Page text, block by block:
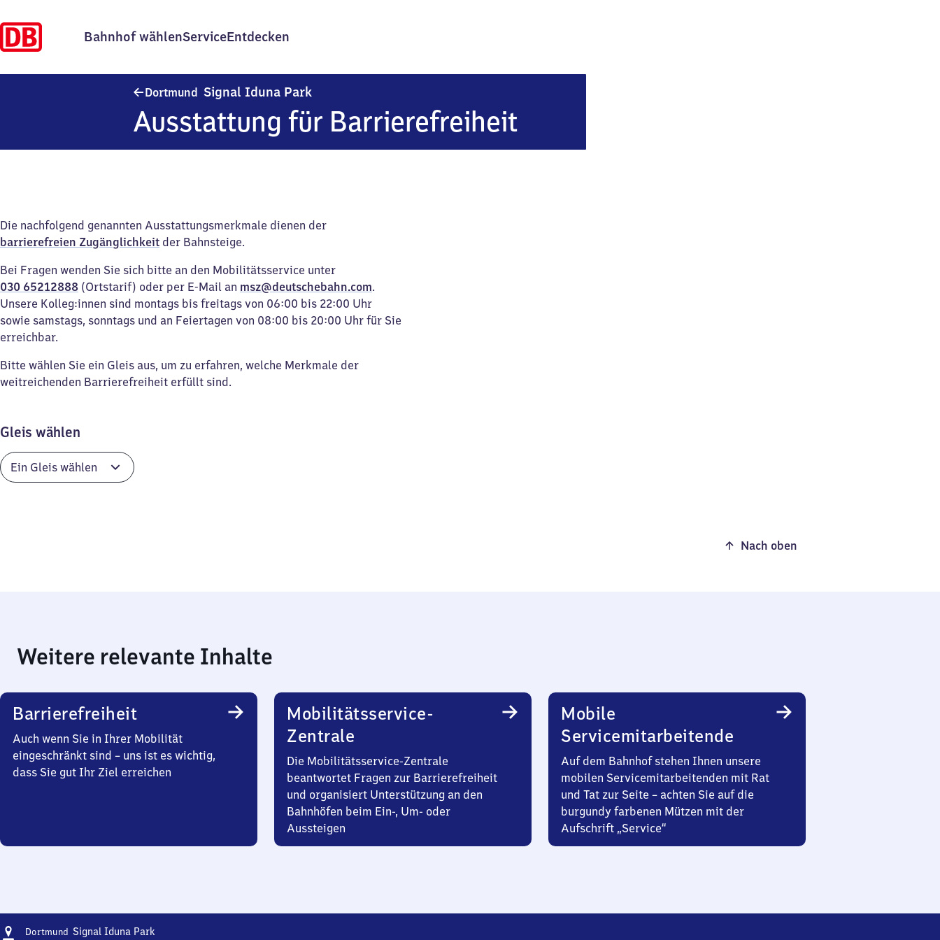
Bahnhof wählenServiceEntdecken
Dortmund Signal Iduna Park
Ausstattung für Barrierefreiheit
Die nachfolgend genannten Ausstattungsmerkmale dienen der
barrierefreien Zugänglichkeit der Bahnsteige.
Bei Fragen wenden Sie sich bitte an den Mobilitätsservice unter
030 65212888 (Ortstarif) oder per E-Mail an msz@deutschebahn.com.
Unsere Kolleg:innen sind montags bis freitags von 06:00 bis 22:00 Uhr
sowie samstags, sonntags und an Feiertagen von 08:00 bis 20:00 Uhr für Sie
erreichbar.
Bitte wählen Sie ein Gleis aus, um zu erfahren, welche Merkmale der
weitreichenden Barrierefreiheit erfüllt sind.
Gleis wählen
Nach oben
Weitere relevante Inhalte
Barrierefreiheit
Auch wenn Sie in Ihrer Mobilität
eingeschränkt sind – uns ist es wichtig,
dass Sie gut Ihr Ziel erreichen
Mobilitätsservice-
Zentrale
Die Mobilitätsservice-Zentrale
beantwortet Fragen zur Barrierefreiheit
und organisiert Unterstützung an den
Bahnhöfen beim Ein-, Um- oder
Aussteigen
Mobile
Servicemitarbeitende
Auf dem Bahnhof stehen Ihnen unsere
mobilen Servicemitarbeitenden mit Rat
und Tat zur Seite – achten Sie auf die
burgundy farbenen Mützen mit der
Aufschrift „Service“
Adresse
Dortmund Signal Iduna Park